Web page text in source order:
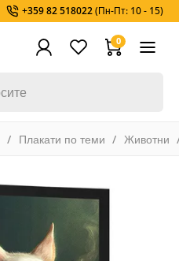
+359 82 518022(Пн-Пт: 10 - 15)
0
Плакати по теми Животни